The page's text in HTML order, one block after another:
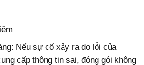
Nếu sự cố xảy ra do lỗi của
cấp thông tin sai, đóng gói không